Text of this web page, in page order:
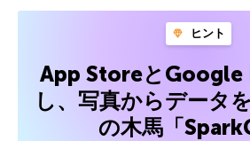
ヒント
App StoreとGoogle
し、写真からデータ
の木馬「